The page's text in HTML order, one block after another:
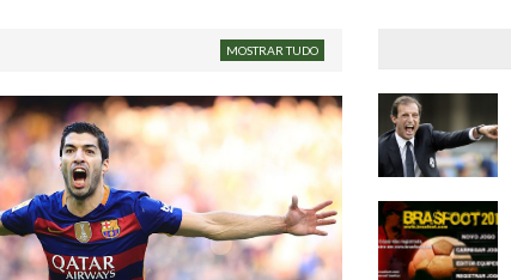
MOSTRAR TUDO